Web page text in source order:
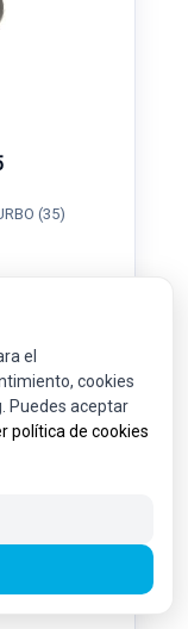
(35)
el
cookies
Puedes aceptar
política de cookies